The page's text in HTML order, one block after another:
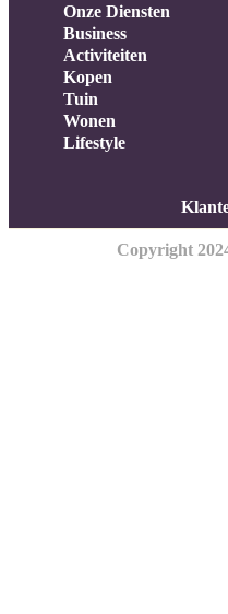
Onze Diensten
Business
Activiteiten
Kopen
Tuin
Wonen
Lifestyle
Copyright